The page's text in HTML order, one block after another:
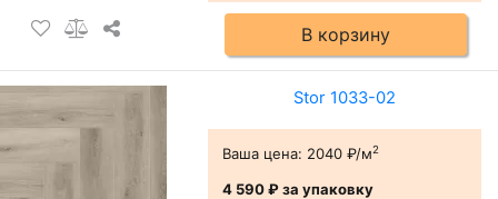
В корзину
Stor 1033-02
Ваша цена: 2040 ₽/м2
4 590 ₽за упаковку